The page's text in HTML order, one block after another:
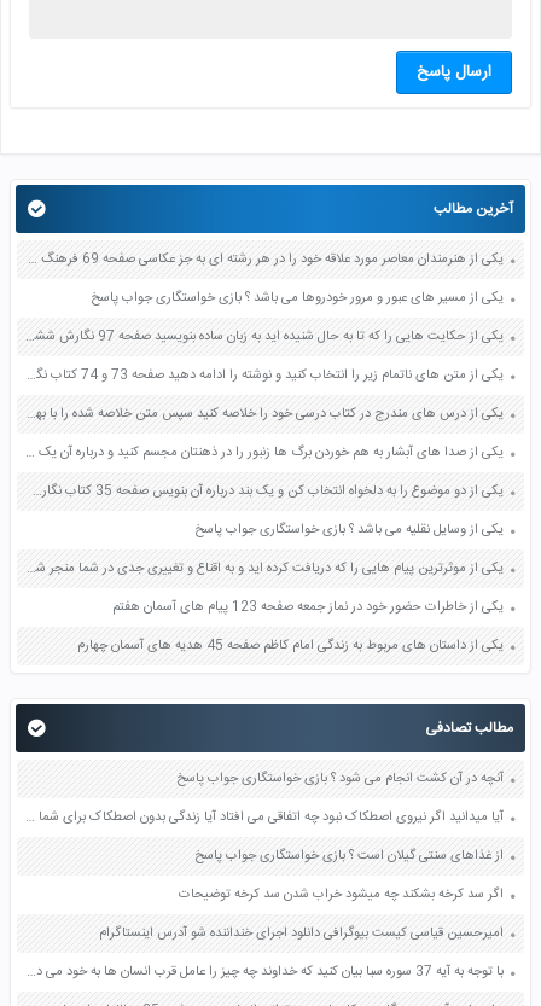
ارسال پاسخ
آخرین مطالب
یکی از هنرمندان معاصر مورد علاقه خود را در هر رشته ای به جز عکاسی صفحه 69 فرهنگ و هنر نهم
یکی از مسیر های عبور و مرور خودروها می باشد ؟ بازی خواستگاری جواب پاسخ
یکی از حکایت هایی را که تا به حال شنیده اید به زبان ساده بنویسید صفحه 97 نگارش ششم دبستان
یکی از متن های ناتمام زیر را انتخاب کنید و نوشته را ادامه دهید صفحه 73 و 74 کتاب نگارش فارسی پنجم دبستان
یکی از درس های مندرج در کتاب درسی خود را خلاصه کنید سپس متن خلاصه شده را با بهره گیری از روش های دسته بندی نمودار جدول نقشه مفهومی نشان دهید صفحه 118 نگارش یازدهم
یکی از صدا های آبشار به هم خوردن برگ ها زنبور را در ذهنتان مجسم کنید و درباره آن یک بند بنویسید صفحه 11 نگارش پنجم
یکی از دو موضوع را به دلخواه انتخاب کن و یک بند درباره آن بنویس صفحه 35 کتاب نگارش فارسی سوم
یکی از وسایل نقلیه می باشد ؟ بازی خواستگاری جواب پاسخ
یکی از موثرترین پیام هایی را که دریافت کرده اید و به اقناع و تغییری جدی در شما منجر شده است برسی کنید و علت این تاثیر گذاری قابل توجه را بنویسید صفحه 52 تفکر و سواد رسانه ای دهم
یکی از خاطرات حضور خود در نماز جمعه صفحه 123 پیام های آسمان هفتم
یکی از داستان های مربوط به زندگی امام کاظم صفحه 45 هدیه های آسمان چهارم
مطالب تصادفی
آنچه در آن کشت انجام می شود ؟ بازی خواستگاری جواب پاسخ
آیا میدانید اگر نیروی اصطکاک نبود چه اتفاقی می افتاد آیا زندگی بدون اصطکاک برای شما قابل تصور است صفحه 59 علوم ششم
از غذاهای سنتی گیلان است ؟ بازی خواستگاری جواب پاسخ
اگر سد کرخه بشکند چه میشود خراب شدن سد کرخه توضیحات
امیرحسین قیاسی کیست بیوگرافی دانلود اجرای خنداننده شو آدرس اینستاگرام
با توجه به آیه 37 سوره سبا بیان کنید که خداوند چه چیز را عامل قرب انسان ها به خود می داند صفحه 24 دین و زندگی دهم